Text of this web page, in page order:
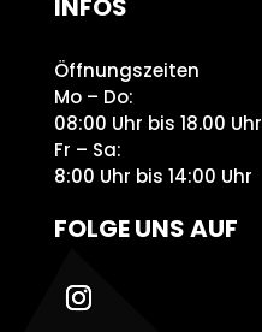
INFOS
Öffnungszeiten
Mo – Do:
08:00 Uhr bis 18.00 Uhr
Fr – Sa:
8:00 Uhr bis 14:00 Uhr
FOLGE UNS AUF